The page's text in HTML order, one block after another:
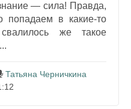
— сила! Правда,
попадаем в какие-то
же такое
Татьяна Черничкина